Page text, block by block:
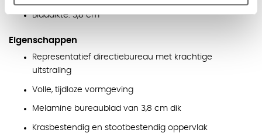
Bladdikte: 3,8 cm
Eigenschappen
Representatief directiebureau met krachtige
uitstraling
Volle, tijdloze vormgeving
Melamine bureaublad van 3,8 cm dik
Krasbestendig en stootbestendig oppervlak